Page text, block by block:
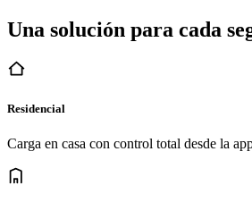
Una solución para cada
Residencial
Carga en casa con control total desde la